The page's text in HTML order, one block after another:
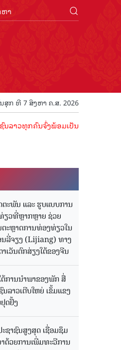
ສຸກ ທີ 7 ສິງຫາ ຄ.ສ. 2026
ຄົນຈົ່ງພ້ອມເປັນເຈົ້າພາບທີ່ດີ ຕ້ອນຮັບ
ະພັນ ແລະ ຮູບແບບການ
ຽວທີ່ຫຼາກຫຼາຍ ຊ່ວຍ
ະຫຼາດການທ່ອງທ່ຽວໃນ
ລີ່ຈຽງ (Lijiang) ທາງ
ເວັນຕົກສ່ຽງໃຕ້ຂອງຈີນ
ການນໍາພາຂອງພັກ ສື່
ລາວເຕີບໃຫຍ່ ເຂັ້ມແຂງ
ດຢັ້ງ
ຊາຊົນສູງສຸດ ເຊື່ອມຊຶມ
ດ້ວຍການເພີ່ມທະວີການ